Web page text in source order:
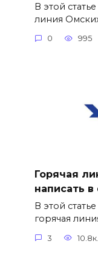
В этой
линия
0 995
Горячая
написать
В этой
горячая
3 10.8к.